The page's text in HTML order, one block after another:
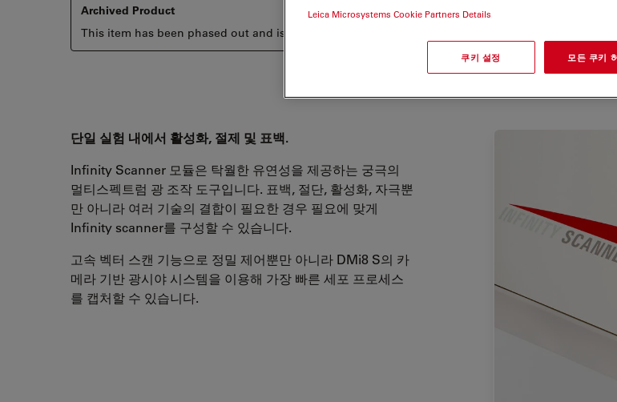
Archived Product
This item has been phased out and is no longer available. Please contact us to enquire about
단일 실험 내에서 활성화, 절제 및 표백.
Infinity Scanner 모듈은 탁월한 유연성을 제공하는 궁극의
멀티스펙트럼 광 조작 도구입니다. 표백, 절단, 활성화, 자극뿐
만 아니라 여러 기술의 결합이 필요한 경우 필요에 맞게
Infinity scanner를 구성할 수 있습니다.
고속 벡터 스캔 기능으로 정밀 제어뿐만 아니라 DMi8 S의 카
메라 기반 광시야 시스템을 이용해 가장 빠른 세포 프로세스
를 캡처할 수 있습니다.
Leica Microsystems Cookie Partners Details
쿠키 설정 모든 쿠키